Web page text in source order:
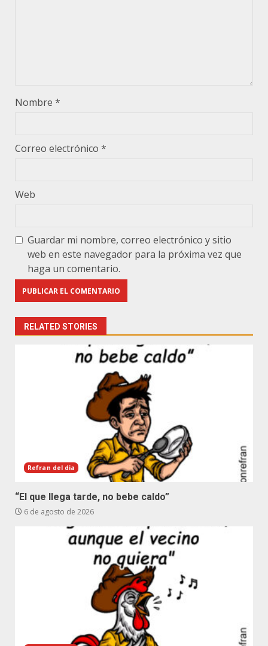
Nombre *
Correo electrónico *
Web
Guardar mi nombre, correo electrónico y sitio
web en este navegador para la próxima vez que
haga un comentario.
RELATED STORIES
Refran del dia
“El que llega tarde, no bebe caldo”
6 de agosto de 2026